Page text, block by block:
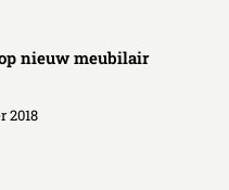
nieuw meubilair
2018